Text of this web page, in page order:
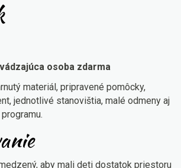
osoba zdarma
materiál, pripravené pomôcky,
jednotlivé stanovištia, malé odmeny aj
aby mali deti dostatok priestoru